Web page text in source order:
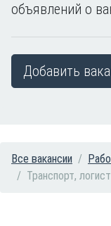
объявлений о
Добавить
Все вакансии
Транспорт,